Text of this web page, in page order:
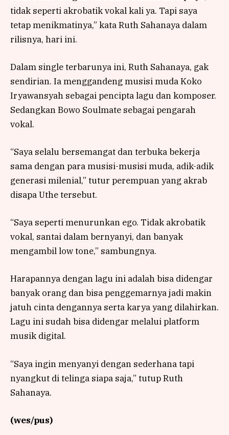
tidak seperti akrobatik vokal kali ya. Tapi saya
tetap menikmatinya,” kata Ruth Sahanaya dalam
rilisnya, hari ini.
Dalam single terbarunya ini, Ruth Sahanaya, gak
sendirian. Ia menggandeng musisi muda Koko
Iryawansyah sebagai pencipta lagu dan komposer.
Sedangkan Bowo Soulmate sebagai pengarah
vokal.
“Saya selalu bersemangat dan terbuka bekerja
sama dengan para musisi-musisi muda, adik-adik
generasi milenial,” tutur perempuan yang akrab
disapa Uthe tersebut.
“Saya seperti menurunkan ego. Tidak akrobatik
vokal, santai dalam bernyanyi, dan banyak
mengambil low tone,” sambungnya.
Harapannya dengan lagu ini adalah bisa didengar
banyak orang dan bisa penggemarnya jadi makin
jatuh cinta dengannya serta karya yang dilahirkan.
Lagu ini sudah bisa didengar melalui platform
musik digital.
“Saya ingin menyanyi dengan sederhana tapi
nyangkut di telinga siapa saja,” tutup Ruth
Sahanaya.
(wes/pus)